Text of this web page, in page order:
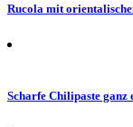
Rucola mit
Scharfe Chilipaste ganz